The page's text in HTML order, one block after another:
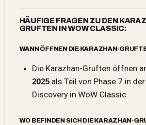
HÄUFIGE FRAGEN ZU DEN
GRUFTEN IN WOW CLASSIC:
WANN ÖFFNEN DIE KARAZHAN-
Die Karazhan-Gruften öffnen
2025als Teil von Phase 7 in der
Discovery in WoWClassic.
WO BEFINDEN SICH DIE KARAZHAN-